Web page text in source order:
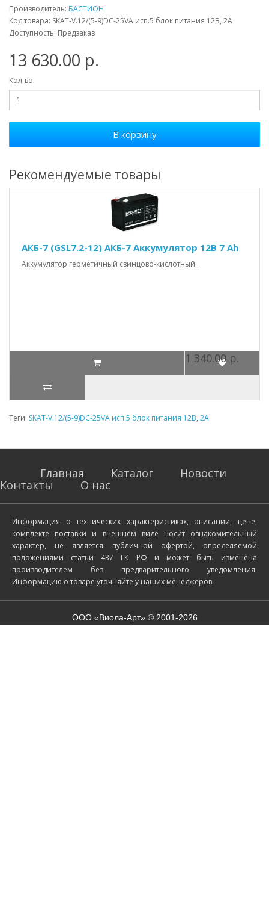
Производитель: БАСТИОН
Код товара: SKAT-V.12/(5-9)DC-25VA исп.5 блок питания 12В, 2А
Доступность: Предзаказ
13 630.00 р.
Кол-во
В корзину
Рекомендуемые товары
АКБ-7 (GSL7.2-12) АКБ-7 Аккумулятор 12В 7 Аh
Аккумулятор герметичный свинцово-кислотный..
1 340.00 р.
Теги: SKAT-V.12/(5-9)DC-25VA исп.5 блок питания 12В, 2А
Главная Каталог
Новости
Контакты
О нас
Информация о технических характеристиках, описании, цене,
комплекте поставки и внешнем виде носит ознакомительный
характер, не является публичной офертой, определяемой
положениями статьи 437 ГК РФ и может быть изменена
производителем без предварительного уведомления.
Информацию о товаре уточняйте у наших менеджеров.
ООО «Виола-Арт» © 2001-2026